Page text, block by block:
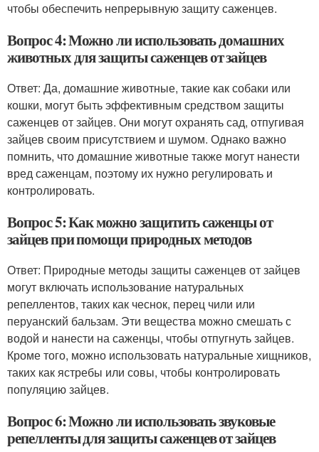
чтобы обеспечить непрерывную защиту саженцев.
Вопрос 4: Можно ли использовать домашних
животных для защиты саженцев от зайцев
Ответ: Да, домашние животные, такие как собаки или
кошки, могут быть эффективным средством защиты
саженцев от зайцев. Они могут охранять сад, отпугивая
зайцев своим присутствием и шумом. Однако важно
помнить, что домашние животные также могут нанести
вред саженцам, поэтому их нужно регулировать и
контролировать.
Вопрос 5: Как можно защитить саженцы от
зайцев при помощи природных методов
Ответ: Природные методы защиты саженцев от зайцев
могут включать использование натуральных
репеллентов, таких как чеснок, перец чили или
перуанский бальзам. Эти вещества можно смешать с
водой и нанести на саженцы, чтобы отпугнуть зайцев.
Кроме того, можно использовать натуральные хищников,
таких как ястребы или совы, чтобы контролировать
популяцию зайцев.
Вопрос 6: Можно ли использовать звуковые
репелленты для защиты саженцев от зайцев